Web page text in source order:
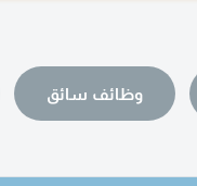
وظائف سائق